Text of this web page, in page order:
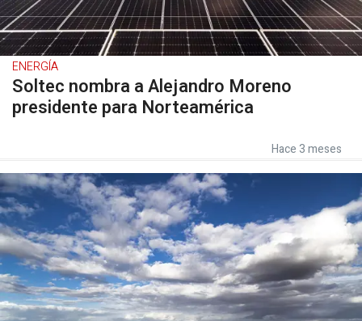
ENERGÍA
Soltec nombra a Alejandro Moreno
presidente para Norteamérica
Hace 3 meses